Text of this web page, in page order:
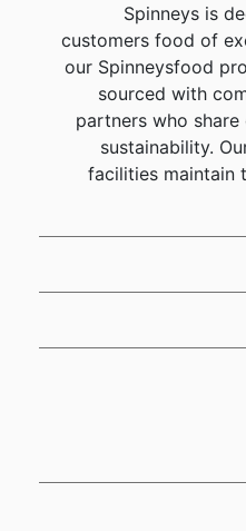
Spinneys is
customers food of
our Spinneysfood
sourced with
partners who
sustainability.
facilities maintain